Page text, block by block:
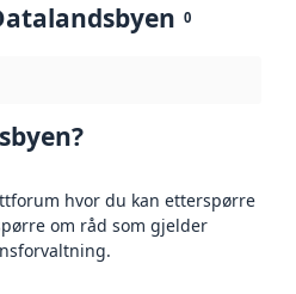
0
hvor du kan etterspørre
om råd som gjelder